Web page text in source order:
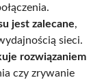
jest zalecane,
sieci.
rozwiązaniem
czy zrywanie